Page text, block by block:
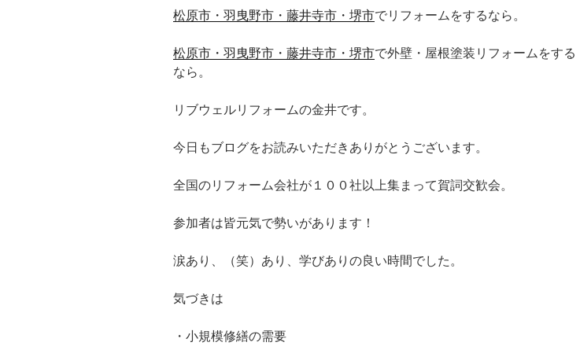
松原市・羽曳野市・藤井寺市・堺市でリフォームをするなら。
松原市・羽曳野市・藤井寺市・堺市で外壁・屋根塗装リフォームをする
なら。
リブウェルリフォームの金井です。
今日もブログをお読みいただきありがとうございます。
全国のリフォーム会社が１００社以上集まって賀詞交歓会。
参加者は皆元気で勢いがあります！
涙あり、（笑）あり、学びありの良い時間でした。
気づきは
・小規模修繕の需要